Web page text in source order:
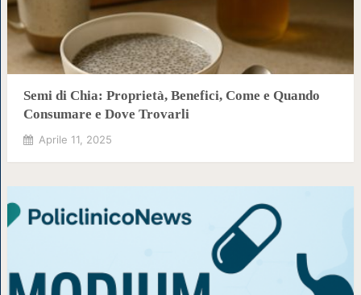
Semi di Chia: Proprietà, Benefici, Come e Quando
Consumare e Dove Trovarli
Aprile 11, 2025